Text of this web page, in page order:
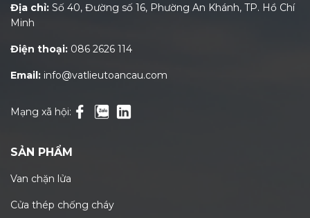
Địa chỉ: Số 40, Đường số 16, Phường An Khánh, TP. Hồ Chí
Minh
Điện thoại: 086 2626 114
Email: info@vatlieutoancau.com
Mạng xã hội:
SẢN PHẨM
Van chặn lửa
Cửa thép chống cháy